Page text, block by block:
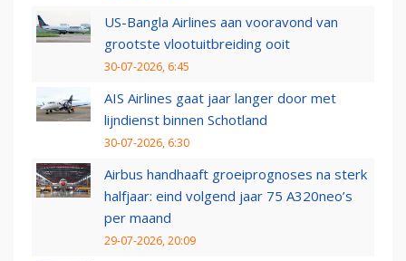
US-Bangla Airlines aan vooravond van
grootste vlootuitbreiding ooit
30-07-2026, 6:45
AIS Airlines gaat jaar langer door met
lijndienst binnen Schotland
30-07-2026, 6:30
Airbus handhaaft groeiprognoses na sterk
halfjaar: eind volgend jaar 75 A320neo’s
per maand
29-07-2026, 20:09